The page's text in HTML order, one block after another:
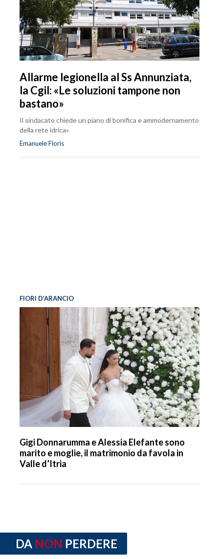
Allarme legionella al Ss Annunziata,
la Cgil: «Le soluzioni tampone non
bastano»
Il sindacato chiede un piano di bonifica e ammodernamento
della rete idrica»
Emanuele Floris
FIORI D’ARANCIO
Gigi Donnarumma e Alessia Elefante sono
marito e moglie, il matrimonio da favola in
Valle d’Itria
DA NON PERDERE